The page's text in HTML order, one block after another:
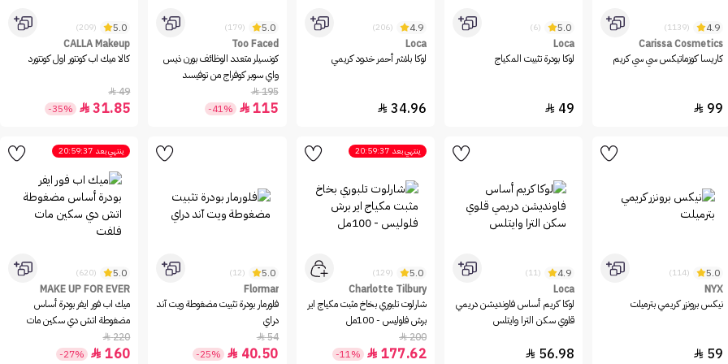
4.9
(1139)
Carissa Cosmetics
كاريسا كوزماتيكس سي سي كريم
99

5.0
(6)
Loca
لوكا بودرة تثبيت المكياج
49

4.9
(206)
Loca
لوكا بلاشر أحمر خدود كريمي
34.96

5.0
(179)
Too Faced
كونسيلر متعدد الوظائف بورن ذيس
واي سوبر كوفراج من توفيسد
195

115

-41%
5.0
(209)
CALLA Makeup
كالا ميك اب كونتور اول كونتورد
49

31.85

-35%
5.0
(114)
NYX
نيكس برونزر كريمي بترميلت
59

4.9
(11)
Loca
لوكا كريم أساس فاونديشن دريمي
قلوي سكن الترا وايتلس
56.98

ينتهي بعد 20:59:37
5.0
(129)
Charlotte Tilbury
شارلوت تلبوري بخاخ مثبت مكياج اير
برش فلوليس - 100مل
200

177.62

-11%
5.0
(12)
Flormar
فلورمار بودرة تثبيت مضغوطة ويت آند
دراي
54

40.50

-25%
ينتهي بعد 20:59:37
5.0
(620)
MAKE UP FOR EVER
ميك اب فور ايفر بودرة أساس
مضغوطة اتش دي سكين مات
فلفت
220

160

-27%